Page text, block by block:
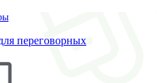
переговорных